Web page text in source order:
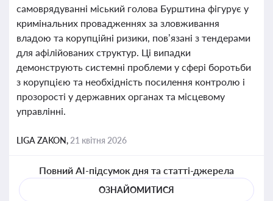
самоврядуванні міський голова Бурштина фігурує у
кримінальних провадженнях за зловживання
владою та корупційні ризики, пов’язані з тендерами
для афілійованих структур. Ці випадки
демонструють системні проблеми у сфері боротьби
з корупцією та необхідність посилення контролю і
прозорості у державних органах та місцевому
управлінні.
LIGA ZAKON, 21 квітня 2026
Повний AI-підсумок дня та статті-джерела
ОЗНАЙОМИТИСЯ